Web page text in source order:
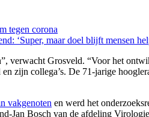
tegen corona
‘Super, maar doel blijft mensen
verwacht Grosveld. “Voor het
zijn collega’s. De 71-jarige
vakgenoten en werd het
Jan Bosch van de afdeling